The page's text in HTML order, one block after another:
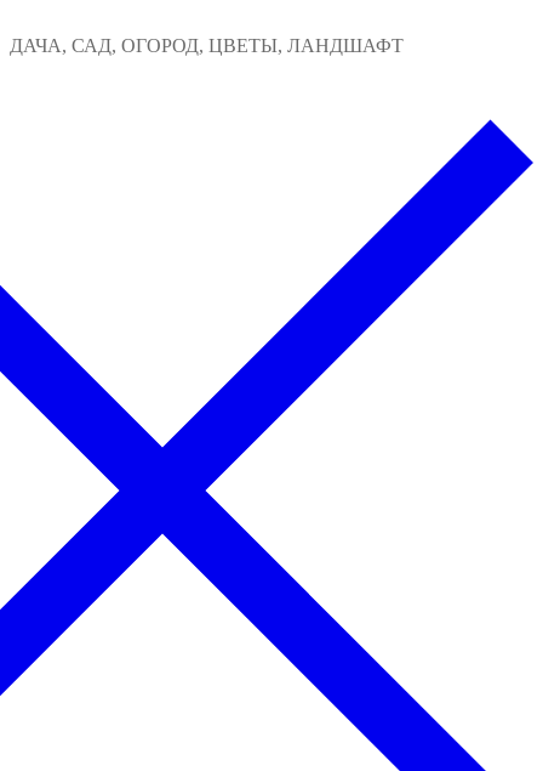
к
ДАЧА, САД, ОГОРОД, ЦВЕТЫ, ЛАНДШАФТ